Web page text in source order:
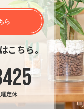
ら
こちら。
定休